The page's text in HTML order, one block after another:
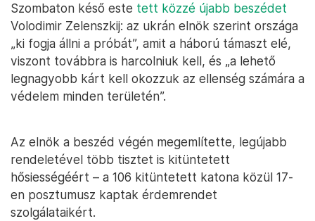
Szombaton késő este tett közzé újabb beszédet
Volodimir Zelenszkij: az ukrán elnök szerint országa
„ki fogja állni a próbát”, amit a háború támaszt elé,
viszont továbbra is harcolniuk kell, és „a lehető
legnagyobb kárt kell okozzuk az ellenség számára a
védelem minden területén”.
Az elnök a beszéd végén megemlítette, legújabb
rendeletével több tisztet is kitüntetett
hősiességéért – a 106 kitüntetett katona közül 17-
en posztumusz kaptak érdemrendet
szolgálataikért.